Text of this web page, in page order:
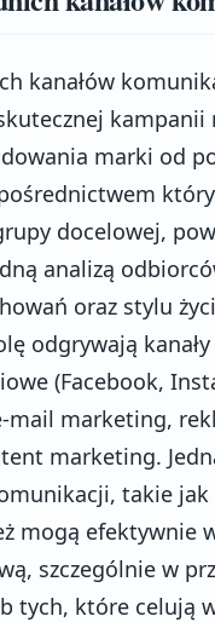
kanałów
kampanii
marki od
docelowej,
analizą
oraz stylu
odgrywają
(Facebook,
mail marketing,
marketing.
takie jak
mogą efektywnie
szczególnie w
tych, które celują